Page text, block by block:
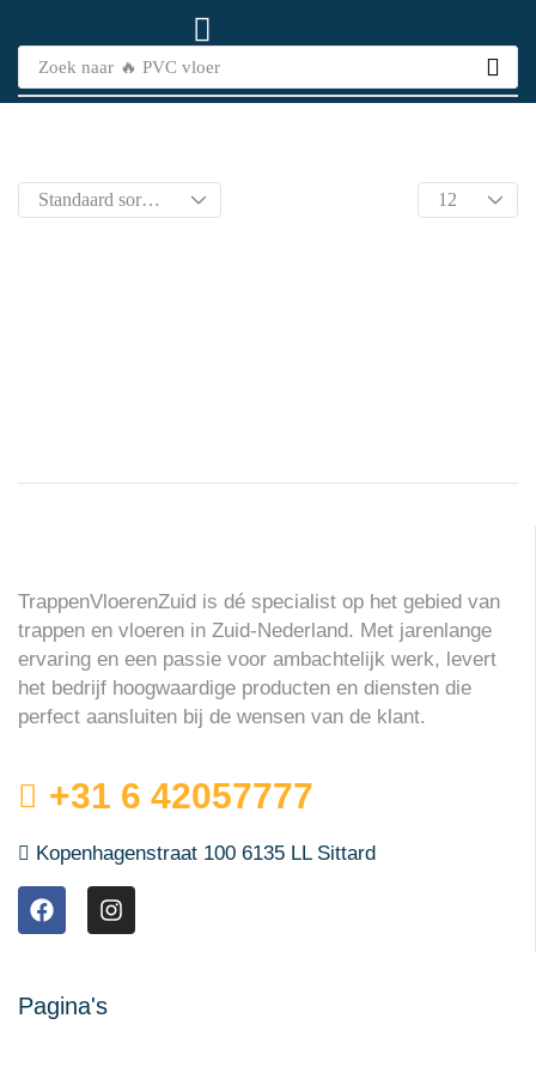
Zoek naar 🔥 PVC vloer
TrappenVloerenZuid is dé specialist op het gebied van
trappen en vloeren in Zuid-Nederland. Met jarenlange
ervaring en een passie voor ambachtelijk werk, levert
het bedrijf hoogwaardige producten en diensten die
perfect aansluiten bij de wensen van de klant.
+31 6 42057777
Kopenhagenstraat 100 6135 LL Sittard
Pagina's